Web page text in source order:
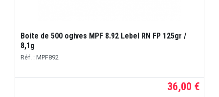
Boite de 500 ogives MPF 8.92 Lebel RN FP 125gr /
8,1g
Réf. : MPF892
36,00 €